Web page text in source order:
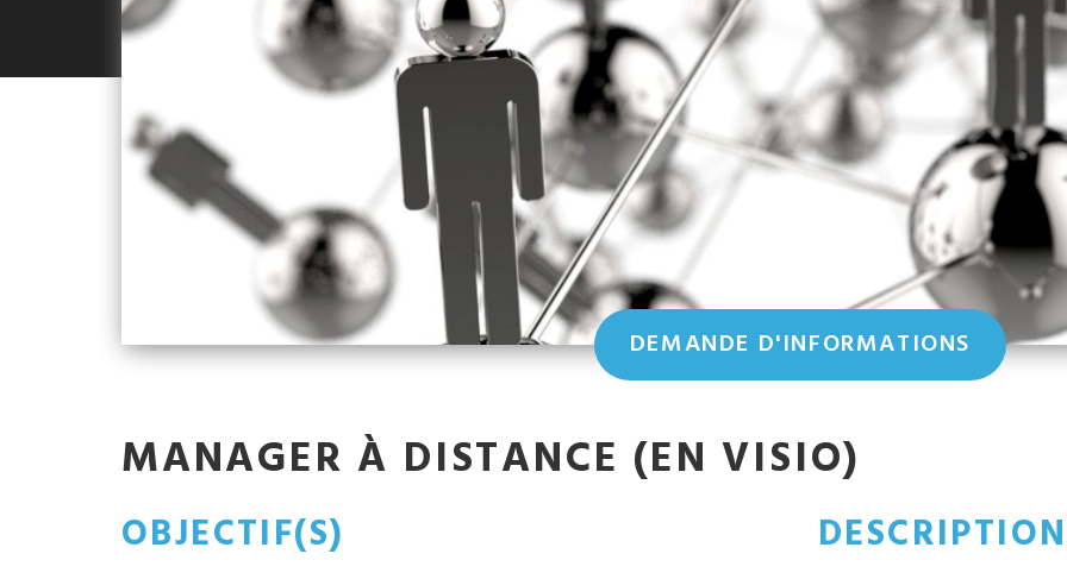
DEMANDE D'INFORMATIONS
MANAGER À DISTANCE (EN VISIO)
OBJECTIF(S) DESCRIPTION